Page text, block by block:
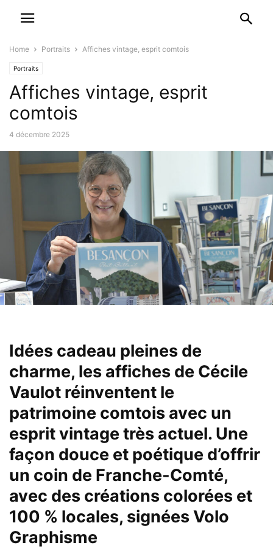
Home Portraits Affiches vintage, esprit comtois
Portraits
Affiches vintage, esprit
comtois
4 décembre 2025
Idées cadeau pleines de
charme, les affiches de Cécile
Vaulot réinventent le
patrimoine comtois avec un
esprit vintage très actuel. Une
façon douce et poétique d’offrir
un coin de Franche-Comté,
avec des créations colorées et
100 % locales, signées Volo
Graphisme